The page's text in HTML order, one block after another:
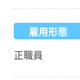
雇用形態
正職員